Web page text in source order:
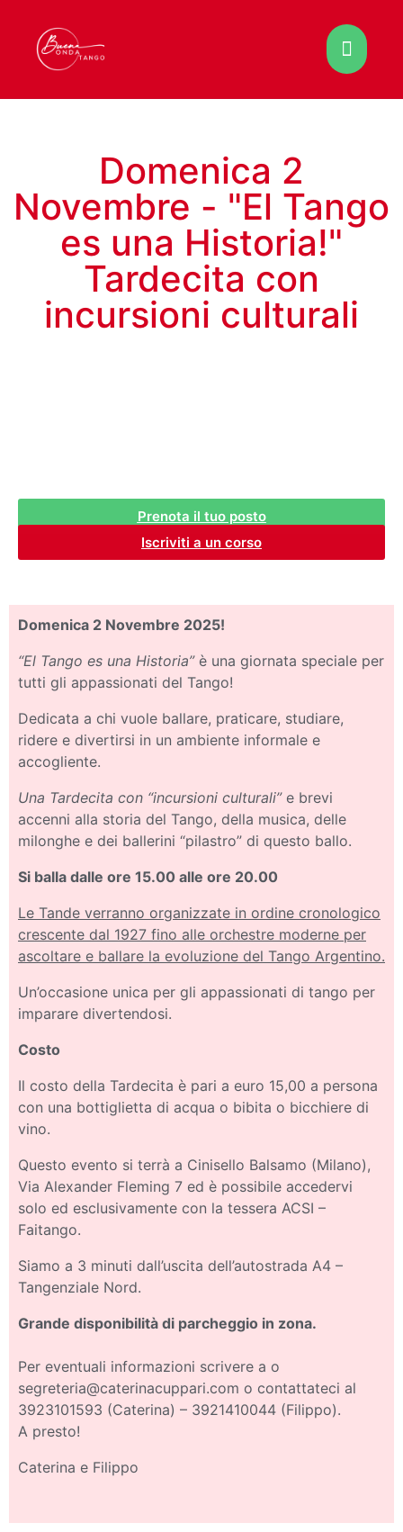
Domenica 2
Novembre - "El Tango
es una Historia!"
Tardecita con
incursioni culturali
Prenota il tuo posto
Iscriviti a un corso
Domenica 2 Novembre 2025!
“El Tango es una Historia”è una giornata speciale per
tutti gli appassionati del Tango!
Dedicata a chi vuole ballare, praticare, studiare,
ridere e divertirsi in un ambiente informale e
accogliente.
Una Tardecita con “incursioni culturali”e brevi
accenni alla storia del Tango, della musica, delle
milonghe e dei ballerini “pilastro” di questo ballo.
Si balla dalle ore 15.00 alle ore 20.00
Le Tande verranno organizzate in ordine cronologico
crescente dal 1927 fino alle orchestre moderne per
ascoltare e ballare la evoluzione del Tango Argentino.
Un’occasione unica per gli appassionati di tango per
imparare divertendosi.
Costo
Il costo della Tardecita è pari a euro 15,00 a persona
con una bottiglietta di acqua o bibita o bicchiere di
vino.
Questo evento si terrà a Cinisello Balsamo (Milano),
Via Alexander Fleming 7 ed è possibile accedervi
solo ed esclusivamente con la tessera ACSI –
Faitango.
Siamo a 3 minuti dall’uscita dell’autostrada A4 –
Tangenziale Nord.
Grande disponibilità di parcheggio in zona.
Per eventuali informazioni scrivere a o
segreteria@caterinacuppari.com o contattateci al
3923101593 (Caterina) – 3921410044 (Filippo).
A presto!
Caterina e Filippo